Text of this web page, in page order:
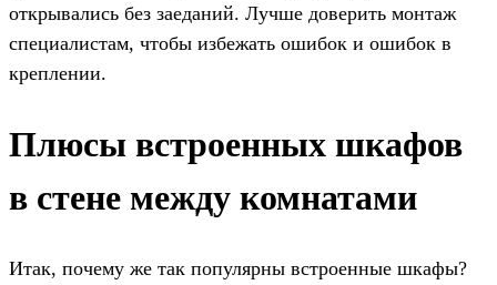
открывались без заеданий. Лучше доверить монтаж
специалистам, чтобы избежать ошибок и ошибок в
креплении.
Плюсы встроенных шкафов
в стене между комнатами
Итак, почему же так популярны встроенные шкафы?